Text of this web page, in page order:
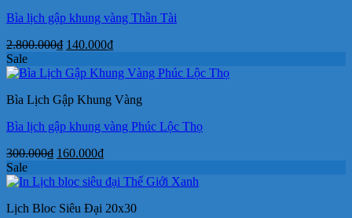
Bìa lịch gập khung vàng Thần Tài
2.800.000₫ Giá
là:
140.000₫Giá
tại
140.000₫.
Sale
Bìa Lịch Gập Khung Vàng
Bìa lịch gập khung vàng Phúc Lộc Thọ
300.000₫ Giá
là:
160.000₫Giá
tại
160.000₫.
Sale
Lịch Bloc Siêu Đại 20x30